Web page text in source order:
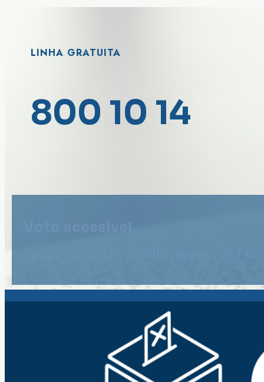
LINHA GRATUITA
800 10 14